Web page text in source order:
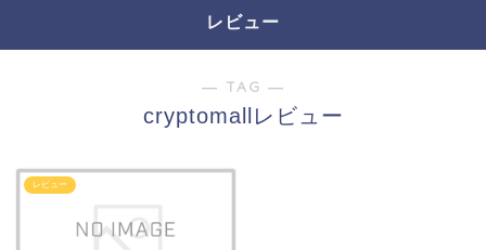
レビュー
― TAG ―
cryptomallレビュー
レビュー